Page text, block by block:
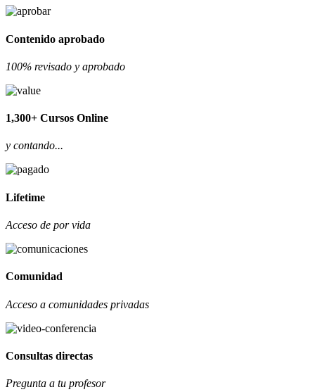
Contenido aprobado
100% revisado y aprobado
1,300+ Cursos Online
y contando...
Lifetime
Acceso de por vida
Comunidad
Acceso a comunidades privadas
Consultas directas
Pregunta a tu profesor